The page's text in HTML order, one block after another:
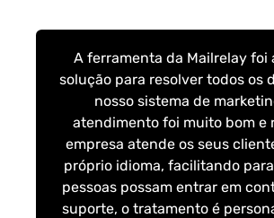
A ferramenta da Mailrelay foi
solução para resolver todos os
nosso sistema de
atendimento foi muito bom e
empresa atende os seus
próprio idioma, facilitando
pessoas possam entrar em
suporte, o tratamento é